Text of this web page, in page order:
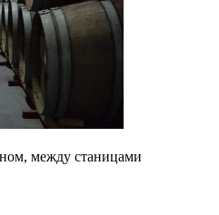
между станицами